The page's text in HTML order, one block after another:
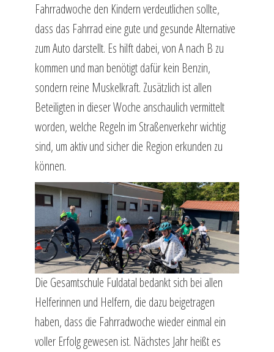
Fahrradwoche den Kindern verdeutlichen sollte,
dass das Fahrrad eine gute und gesunde Alternative
zum Auto darstellt. Es hilft dabei, von A nach B zu
kommen und man benötigt dafür kein Benzin,
sondern reine Muskelkraft. Zusätzlich ist allen
Beteiligten in dieser Woche anschaulich vermittelt
worden, welche Regeln im Straßenverkehr wichtig
sind, um aktiv und sicher die Region erkunden zu
können.
Die Gesamtschule Fuldatal bedankt sich bei allen
Helferinnen und Helfern, die dazu beigetragen
haben, dass die Fahrradwoche wieder einmal ein
voller Erfolg gewesen ist. Nächstes Jahr heißt es